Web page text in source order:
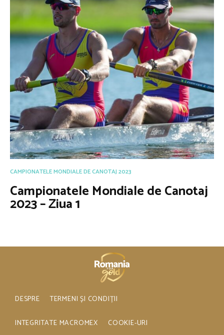
CAMPIONATELE MONDIALE DE CANOTAJ 2023
Campionatele Mondiale de Canotaj
2023 – Ziua 1
DESPRE TERMENI ȘI CONDIȚII
INTEGRITATE MACROMEX COOKIE-URI